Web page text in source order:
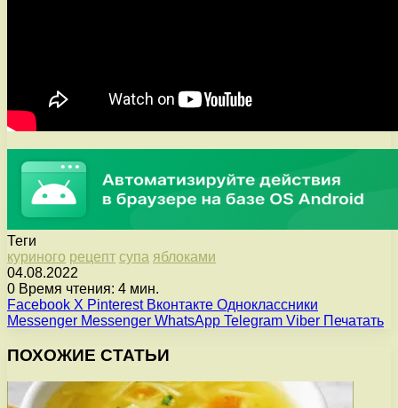
Теги
куриного рецепт супа яблоками
04.08.2022
0 Время чтения: 4 мин.
Facebook X Pinterest Вконтакте Одноклассники
Messenger Messenger WhatsApp Telegram Viber Печатать
ПОХОЖИЕ СТАТЬИ